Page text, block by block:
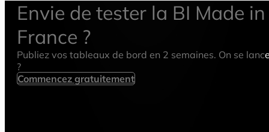
Envie de tester la BI Made in
France ?
Publiez vos tableaux de bord en 2 semaines. On se
?
Commencez gratuitement